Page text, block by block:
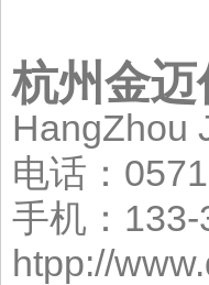
杭州金迈
HangZhou
电话：
手机：
htpp://